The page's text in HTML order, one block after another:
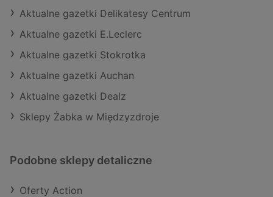
Aktualne gazetki Delikatesy Centrum
Aktualne gazetki E.Leclerc
Aktualne gazetki Stokrotka
Aktualne gazetki Auchan
Aktualne gazetki Dealz
Sklepy Żabka w Międzyzdroje
Podobne sklepy detaliczne
Oferty Action